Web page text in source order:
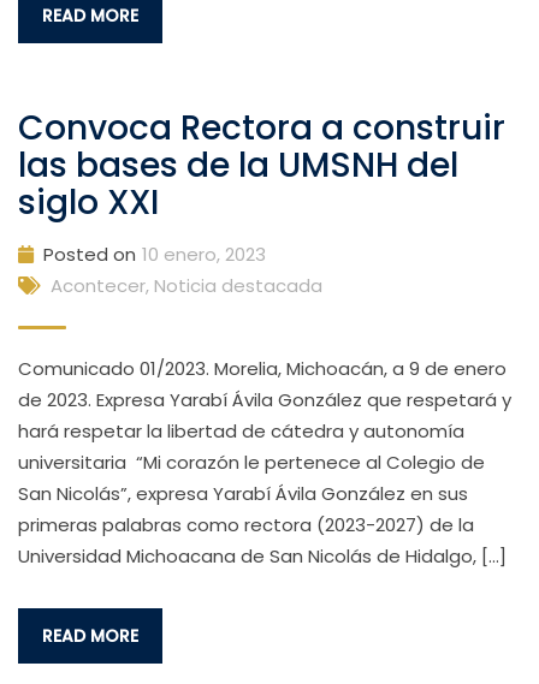
READ MORE
Convoca Rectora a construir
las bases de la UMSNH del
siglo XXI
Posted on 10 enero, 2023
Acontecer, Noticia destacada
Comunicado 01/2023. Morelia, Michoacán, a 9 de enero
de 2023. Expresa Yarabí Ávila González que respetará y
hará respetar la libertad de cátedra y autonomía
universitaria “Mi corazón le pertenece al Colegio de
San Nicolás”, expresa Yarabí Ávila González en sus
primeras palabras como rectora (2023-2027) de la
Universidad Michoacana de San Nicolás de Hidalgo, […]
READ MORE